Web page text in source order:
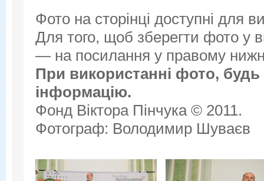
Фото на сторінці доступні для
Для того, щоб зберегти фото у
— на посилання у правому
При використанні фото, будь
інформацію.
Фонд Віктора Пінчука © 2011.
Фотограф: Володимир Шуваєв